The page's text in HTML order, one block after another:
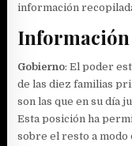
información
Información
Gobierno: El poder
de las diez familias
son las que en su día
Esta posición ha
sobre el resto a modo